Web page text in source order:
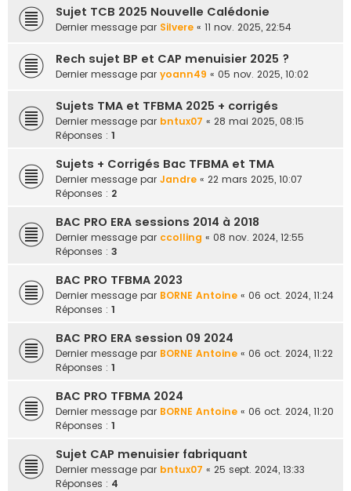
Sujet TCB 2025 Nouvelle Calédonie
Dernier message par Silvere « 11 nov. 2025, 22:54
Rech sujet BP et CAP menuisier 2025 ?
Dernier message par yoann49 « 05 nov. 2025, 10:02
Sujets TMA et TFBMA 2025 + corrigés
Dernier message par bntux07 « 28 mai 2025, 08:15
Réponses : 1
Sujets + Corrigés Bac TFBMA et TMA
Dernier message par Jandre « 22 mars 2025, 10:07
Réponses : 2
BAC PRO ERA sessions 2014 à 2018
Dernier message par ccolling « 08 nov. 2024, 12:55
Réponses : 3
BAC PRO TFBMA 2023
Dernier message par BORNE Antoine « 06 oct. 2024, 11:24
Réponses : 1
BAC PRO ERA session 09 2024
Dernier message par BORNE Antoine « 06 oct. 2024, 11:22
Réponses : 1
BAC PRO TFBMA 2024
Dernier message par BORNE Antoine « 06 oct. 2024, 11:20
Réponses : 1
Sujet CAP menuisier fabriquant
Dernier message par bntux07 « 25 sept. 2024, 13:33
Réponses : 4